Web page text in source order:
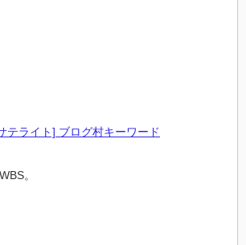
テライト] ブログ村キーワード
。